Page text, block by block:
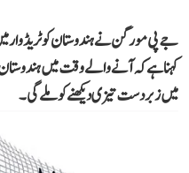
جے پی مورگن نے ہندوستان کو ٹریڈ
کہنا ہے کہ آنے والے وقت میں
میں زبردست تیزی دیکھنے کو ملے گی۔